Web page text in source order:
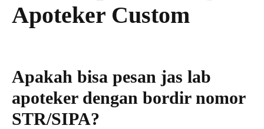
Apoteker Custom
Apakah bisa pesan jas lab
apoteker dengan bordir nomor
STR/SIPA?